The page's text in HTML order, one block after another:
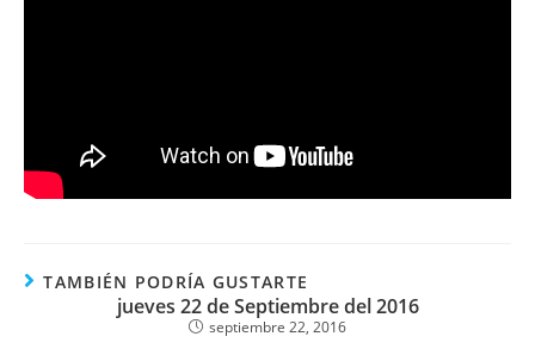
TAMBIÉN PODRÍA GUSTARTE
jueves 22 de Septiembre del 2016
septiembre 22, 2016